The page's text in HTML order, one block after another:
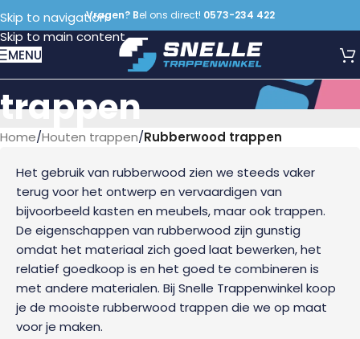
Skip to navigation
Skip to main content
Vragen? Bel ons direct! 0573-234 422
MENU
Rubberwood
trappen
Home/Houten trappen/Rubberwood trappen
Het gebruik van rubberwood zien we steeds vaker
terug voor het ontwerp en vervaardigen van
bijvoorbeeld kasten en meubels, maar ook trappen.
De eigenschappen van rubberwood zijn gunstig
omdat het materiaal zich goed laat bewerken, het
relatief goedkoop is en het goed te combineren is
met andere materialen. Bij Snelle Trappenwinkel koop
je de mooiste rubberwood trappen die we op maat
voor je maken.